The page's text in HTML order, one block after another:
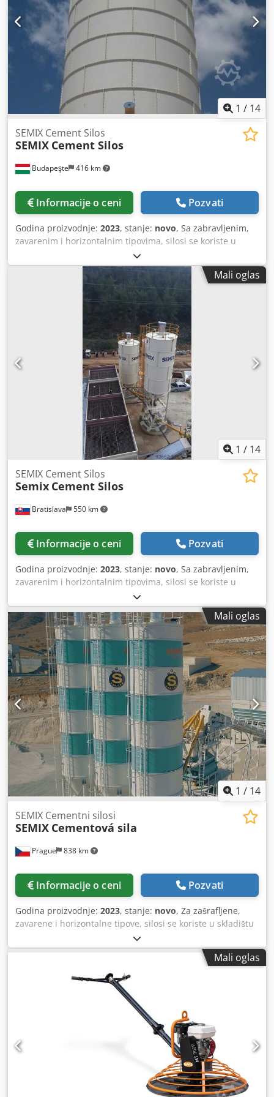
1 / 14
Budapeşte 416 km
SEMIX Cement Silos
SEMIX Cement Silos
Informacije o ceni Pozvati
Godina proizvodnje: 2023, stanje: novo, Sa zabravljenim,
zavarenim i horizontalnim tipovima, silosi se koriste u
skladištenju cementa, letećem pepelu, bentonitu i drugim
masovnim materijalima. Zavareni Silosi Dcedpfxsgava Do
Ahkek Zavareni silosi su poželjni u niskim kapacitetima
skladištenja, mogu se sastaviti i raditi za 2 sata sa jednom
dizalicom. Poželjno je u lokalnim rešenjima gde se troškovi
prevoza mogu zanemariti. Semix je u stanju da proizvodi
zavarene silose u rasponu između 50 i 150 tona.
Zabravljeni Silosi Zabravljeni silosi su poželjni zbog
njegove kompaktnosti za transport. Može se transportovati
kontejnerima za izbegavanje troškova prevoza. Zbog svoje
modularnosti, Semix je u stanju da proizvodi zavarene
silose u rasponu između 100 i 2000 tona. Semix
obezbeđuje mehaničkog supervizora za pravilno sklapanje
zabravljenog silosa. Semiks je uspeo da postavi
zabravljene silose u Peruu, Izraelu, Nemačkoj i Velikoj
Mali oglas
1 / 14
Bratislava 550 km
SEMIX Cement Silos
Semix Cement Silos
Informacije o ceni Pozvati
Godina proizvodnje: 2023, stanje: novo, Sa zabravljenim,
zavarenim i horizontalnim tipovima, silosi se koriste u
skladištenju cementa, letećem pepelu, bentonitu i drugim
masovnim materijalima. Zavareni Silosi Zavareni silosi su
poželjni u niskim kapacitetima skladištenja, mogu se
sastaviti i raditi za 2 sata sa jednom dizalicom. Poželjno je
u lokalnim rešenjima gde se troškovi prevoza mogu
zanemariti. Semix je u stanju da proizvodi zavarene silose
u rasponu između 50 i 150 tona. Dcjdpfxjgau Uij Ahksk
Zabravljeni Silosi Zabravljeni silosi su poželjni zbog
njegove kompaktnosti za transport. Može se transportovati
kontejnerima za izbegavanje troškova prevoza. Zbog svoje
modularnosti, Semix je u stanju da proizvodi zavarene
silose u rasponu između 100 i 2000 tona. Semix
obezbeđuje mehaničkog supervizora za pravilno sklapanje
zabravljenog silosa. Semiks je uspeo da postavi
zabravljene silose u Peruu, Izraelu, Nemačkoj i Velikoj
Britaniji.
Mali oglas
1 / 14
Prague 838 km
SEMIX Cementni silosi
SEMIX Cementová sila
Informacije o ceni Pozvati
Godina proizvodnje: 2023, stanje: novo, Za zašrafljene,
zavarene i horizontalne tipove, silosi se koriste u skladištu
cementa, mušičarenja pepela, bentonita i drugih masovnih
materijala. Zavareni silosi Dsdpegau Umjfx Ahkeck Sa
malim skladišnim kapacitetima, poželjni su zavareni silosi,
mogu se sastaviti i staviti u rad za 2 sata jednim kranom.
Poželjno je u on-premise rešenjima gde se troškovi
isporuke mogu zanemariti. Semix može da proizvede
zavarene silose u rasponu od 50 do 150 tona. Zabravljeni
silosi Zabravljeni silosi su poželjni za prevoz zbog svoje
kompaktnosti. Mogu se transportovati u kontejnerima kako
bi se izbegli troškovi transporta. Zahvaljujući svojoj
modularnosti, Semix može da proizvede zavarene silose u
rasponu od 100 do 2.000 tona. Semix obezbeđuje
mehaničku kontrolu ispravnog sklopa zabravljenog silosa.
Mali oglas